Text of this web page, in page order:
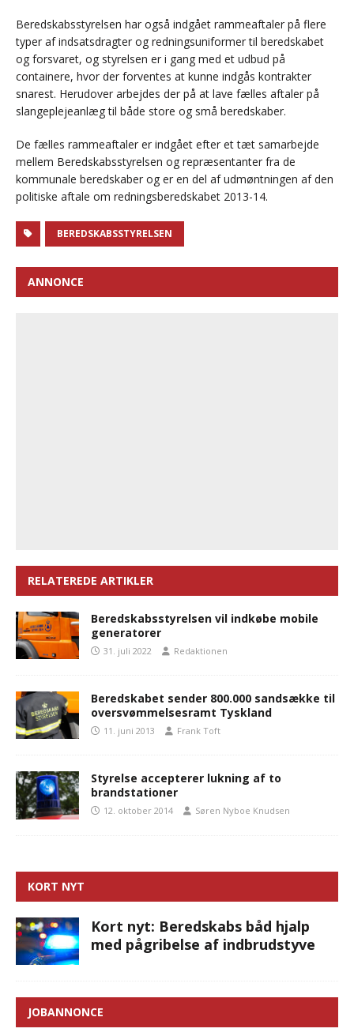
Beredskabsstyrelsen har også indgået rammeaftaler på flere
typer af indsatsdragter og redningsuniformer til beredskabet
og forsvaret, og styrelsen er i gang med et udbud på
containere, hvor der forventes at kunne indgås kontrakter
snarest. Herudover arbejdes der på at lave fælles aftaler på
slangeplejeanlæg til både store og små beredskaber.
De fælles rammeaftaler er indgået efter et tæt samarbejde
mellem Beredskabsstyrelsen og repræsentanter fra de
kommunale beredskaber og er en del af udmøntningen af den
politiske aftale om redningsberedskabet 2013-14.
BEREDSKABSSTYRELSEN
ANNONCE
RELATEREDE ARTIKLER
Beredskabsstyrelsen vil indkøbe mobile
generatorer
31. juli 2022 Redaktionen
Beredskabet sender 800.000 sandsække til
oversvømmelsesramt Tyskland
11. juni 2013 Frank Toft
Styrelse accepterer lukning af to
brandstationer
12. oktober 2014 Søren Nyboe Knudsen
KORT NYT
Kort nyt: Beredskabs båd hjalp
med pågribelse af indbrudstyve
JOBANNONCE